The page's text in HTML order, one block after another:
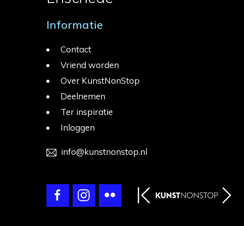
Informatie
Contact
Vriend worden
Over KunstNonStop
Deelnemen
Ter inspiratie
Inloggen
info@kunstnonstop.nl